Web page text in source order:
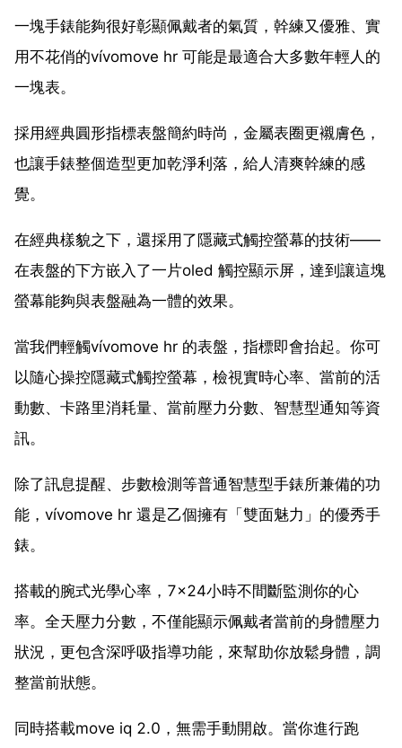
一塊手錶能夠很好彰顯佩戴者的氣質，幹練又優雅、實
用不花俏的vívomove hr 可能是最適合大多數年輕人的
一塊表。
採用經典圓形指標表盤簡約時尚，金屬表圈更襯膚色，
也讓手錶整個造型更加乾淨利落，給人清爽幹練的感
覺。
在經典樣貌之下，還採用了隱藏式觸控螢幕的技術——
在表盤的下方嵌入了一片oled 觸控顯示屏，達到讓這塊
螢幕能夠與表盤融為一體的效果。
當我們輕觸vívomove hr 的表盤，指標即會抬起。你可
以隨心操控隱藏式觸控螢幕，檢視實時心率、當前的活
動數、卡路里消耗量、當前壓力分數、智慧型通知等資
訊。
除了訊息提醒、步數檢測等普通智慧型手錶所兼備的功
能，vívomove hr 還是乙個擁有「雙面魅力」的優秀手
錶。
搭載的腕式光學心率，7×24小時不間斷監測你的心
率。全天壓力分數，不僅能顯示佩戴者當前的身體壓力
狀況，更包含深呼吸指導功能，來幫助你放鬆身體，調
整當前狀態。
同時搭載move iq 2.0，無需手動開啟。當你進行跑